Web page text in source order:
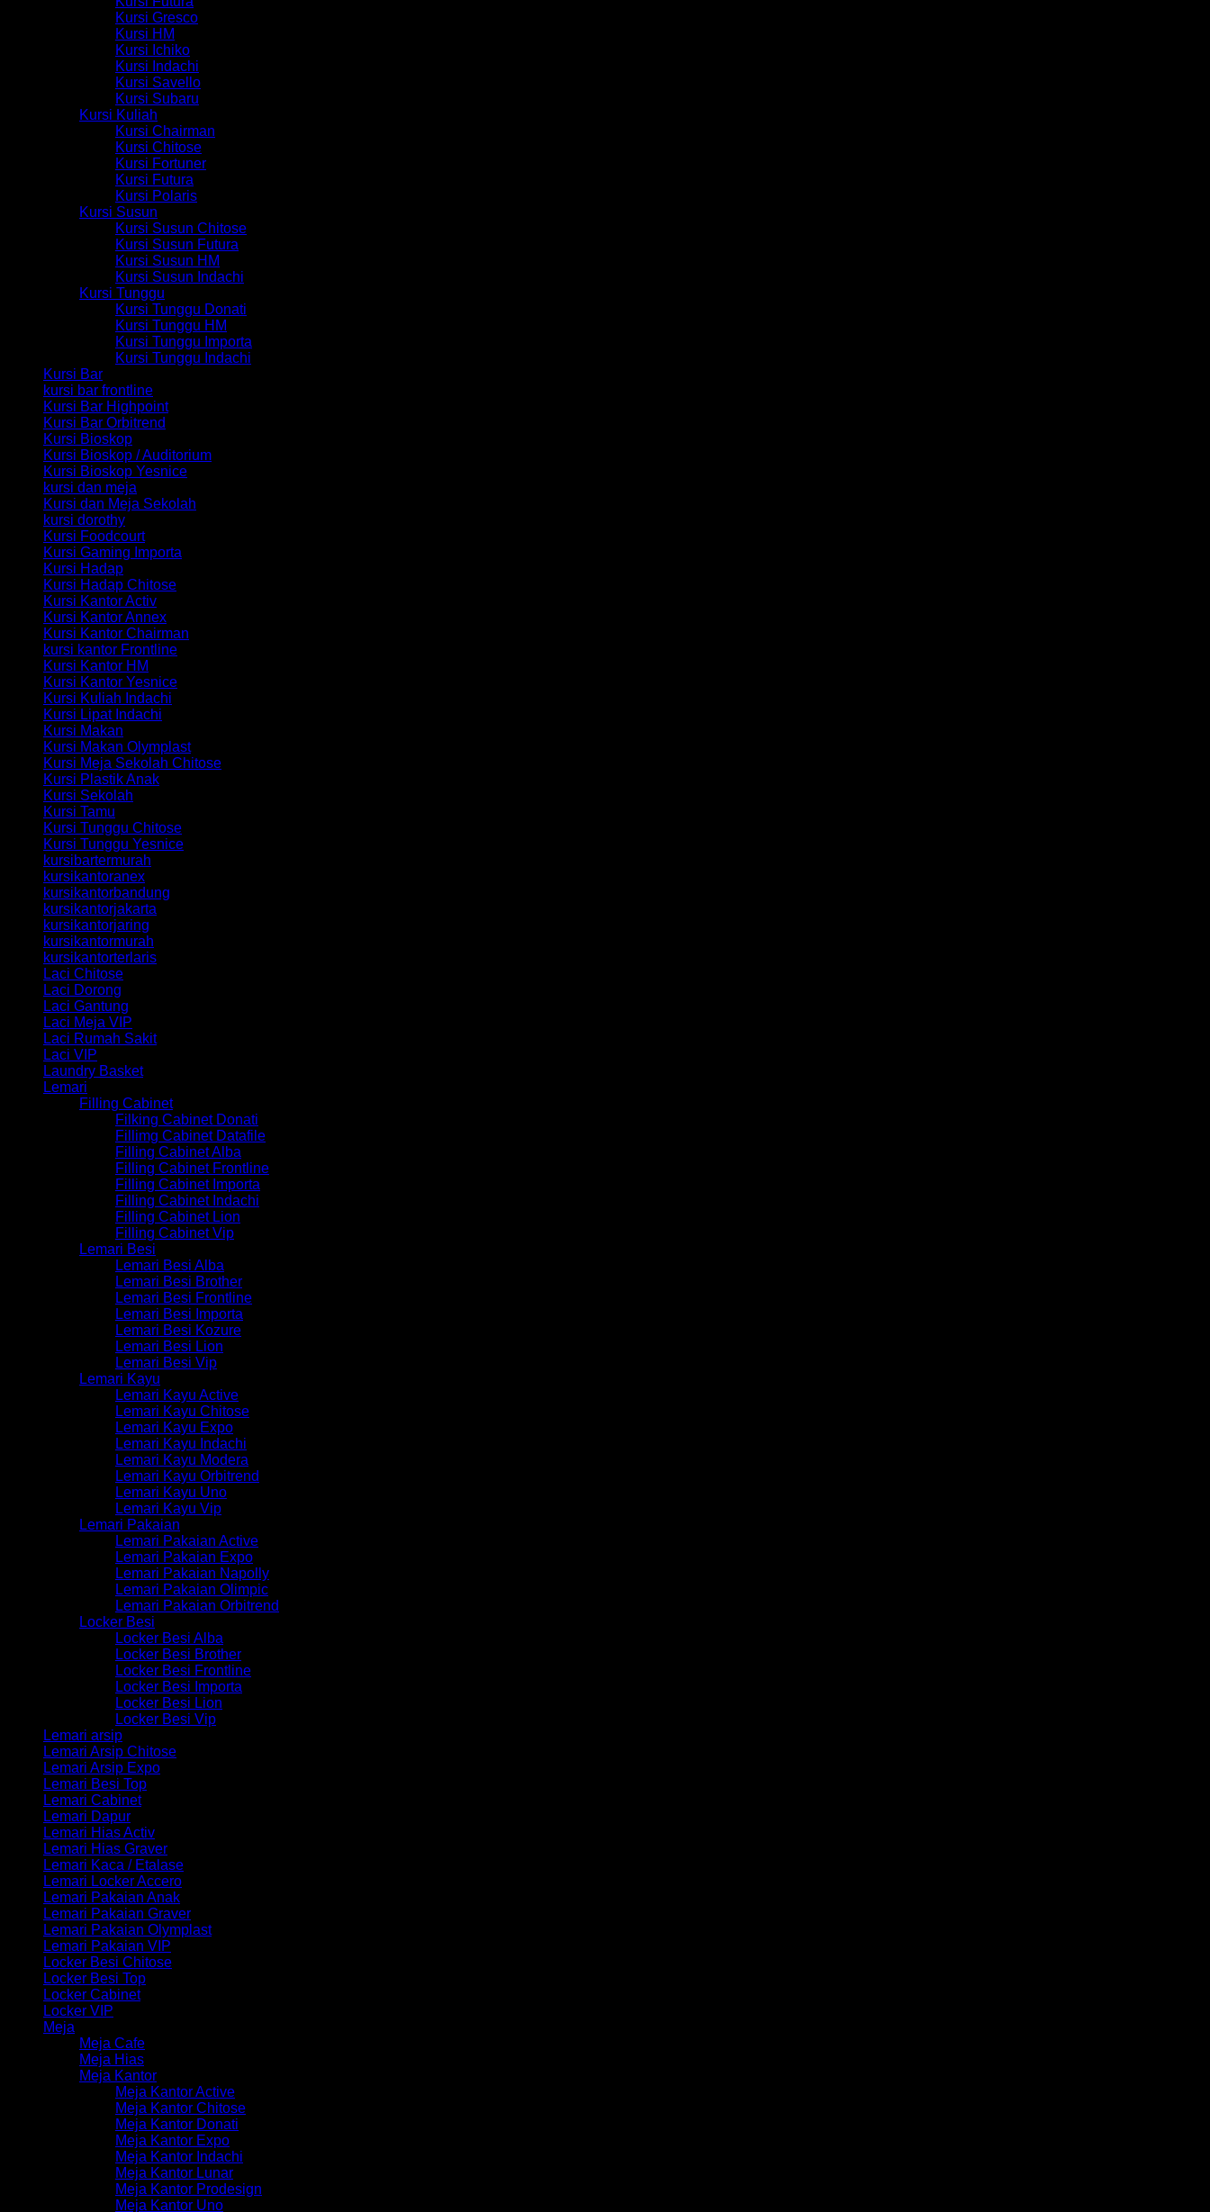
Kursi Gresco
Kursi HM
Kursi Ichiko
Kursi Indachi
Kursi Savello
Kursi Subaru
Kursi Kuliah
Kursi Chairman
Kursi Chitose
Kursi Fortuner
Kursi Futura
Kursi Polaris
Kursi Susun
Kursi Susun Chitose
Kursi Susun Futura
Kursi Susun HM
Kursi Susun Indachi
Kursi Tunggu
Kursi Tunggu Donati
Kursi Tunggu HM
Kursi Tunggu Importa
Kursi Tunggu Indachi
Kursi Bar
kursi bar frontline
Kursi Bar Highpoint
Kursi Bar Orbitrend
Kursi Bioskop
Kursi Bioskop / Auditorium
Kursi Bioskop Yesnice
kursi dan meja
Kursi dan Meja Sekolah
kursi dorothy
Kursi Foodcourt
Kursi Gaming Importa
Kursi Hadap
Kursi Hadap Chitose
Kursi Kantor Activ
Kursi Kantor Annex
Kursi Kantor Chairman
kursi kantor Frontline
Kursi Kantor HM
Kursi Kantor Yesnice
Kursi Kuliah Indachi
Kursi Lipat Indachi
Kursi Makan
Kursi Makan Olymplast
Kursi Meja Sekolah Chitose
Kursi Plastik Anak
Kursi Sekolah
Kursi Tamu
Kursi Tunggu Chitose
Kursi Tunggu Yesnice
kursibartermurah
kursikantoranex
kursikantorbandung
kursikantorjakarta
kursikantorjaring
kursikantormurah
kursikantorterlaris
Laci Chitose
Laci Dorong
Laci Gantung
Laci Meja VIP
Laci Rumah Sakit
Laci VIP
Laundry Basket
Lemari
Filling Cabinet
Filking Cabinet Donati
Fillimg Cabinet Datafile
Filling Cabinet Alba
Filling Cabinet Frontline
Filling Cabinet Importa
Filling Cabinet Indachi
Filling Cabinet Lion
Filling Cabinet Vip
Lemari Besi
Lemari Besi Alba
Lemari Besi Brother
Lemari Besi Frontline
Lemari Besi Importa
Lemari Besi Kozure
Lemari Besi Lion
Lemari Besi Vip
Lemari Kayu
Lemari Kayu Active
Lemari Kayu Chitose
Lemari Kayu Expo
Lemari Kayu Indachi
Lemari Kayu Modera
Lemari Kayu Orbitrend
Lemari Kayu Uno
Lemari Kayu Vip
Lemari Pakaian
Lemari Pakaian Active
Lemari Pakaian Expo
Lemari Pakaian Napolly
Lemari Pakaian Olimpic
Lemari Pakaian Orbitrend
Locker Besi
Locker Besi Alba
Locker Besi Brother
Locker Besi Frontline
Locker Besi Importa
Locker Besi Lion
Locker Besi Vip
Lemari arsip
Lemari Arsip Chitose
Lemari Arsip Expo
Lemari Besi Top
Lemari Cabinet
Lemari Dapur
Lemari Hias Activ
Lemari Hias Graver
Lemari Kaca / Etalase
Lemari Locker Accero
Lemari Pakaian Anak
Lemari Pakaian Graver
Lemari Pakaian Olymplast
Lemari Pakaian VIP
Locker Besi Chitose
Locker Besi Top
Locker Cabinet
Locker VIP
Meja
Meja Cafe
Meja Hias
Meja Kantor
Meja Kantor Active
Meja Kantor Chitose
Meja Kantor Donati
Meja Kantor Expo
Meja Kantor Indachi
Meja Kantor Lunar
Meja Kantor Prodesign
Meja Kantor Uno